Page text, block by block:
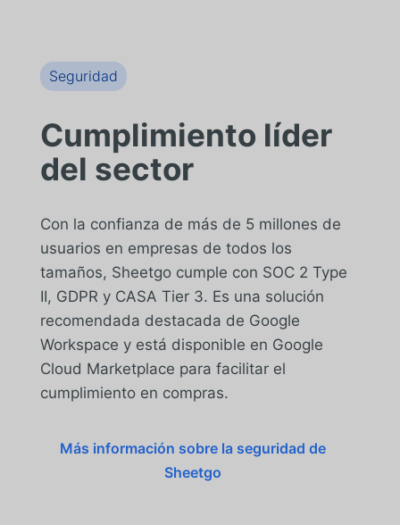
Seguridad
Cumplimiento líder
del sector
Con la confianza de más de 5 millones de
usuarios en empresas de todos los
tamaños, Sheetgo cumple con SOC 2 Type
II, GDPR y CASA Tier 3. Es una solución
recomendada destacada de Google
Workspace y está disponible en Google
Cloud Marketplace para facilitar el
cumplimiento en compras.
Más información sobre la seguridad de
Sheetgo